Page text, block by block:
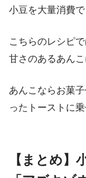
小豆を大量消費
こちらのレシピ
甘さのあるあんこ
あんこならお菓
ったトーストに
【まとめ】